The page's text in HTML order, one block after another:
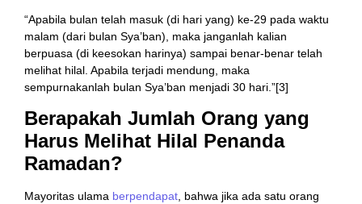
“Apabila bulan telah masuk (di hari yang) ke-29 pada waktu
malam (dari bulan Sya’ban), maka janganlah kalian
berpuasa (di keesokan harinya) sampai benar-benar telah
melihat hilal. Apabila terjadi mendung, maka
sempurnakanlah bulan Sya’ban menjadi 30 hari.”[3]
Berapakah Jumlah Orang yang
Harus Melihat Hilal Penanda
Ramadan?
Mayoritas ulama berpendapat , bahwa jika ada satu orang